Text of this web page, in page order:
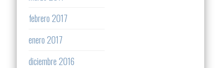
febrero 2017
enero 2017
diciembre 2016